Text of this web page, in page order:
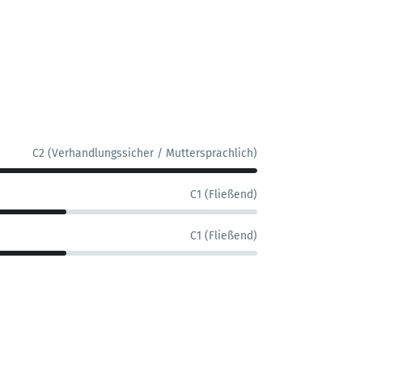
C2 (Verhandlungssicher / Muttersprachlich)
C1 (Fließend)
C1 (Fließend)